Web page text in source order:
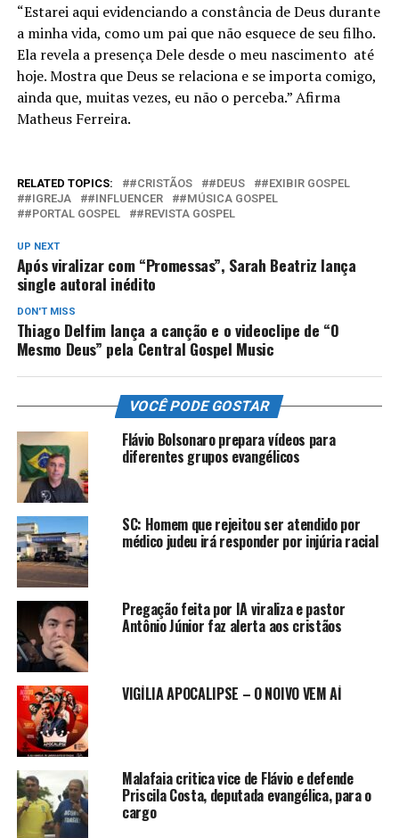
“Estarei aqui evidenciando a constância de Deus durante
a minha vida, como um pai que não esquece de seu filho.
Ela revela a presença Dele desde o meu nascimento até
hoje. Mostra que Deus se relaciona e se importa comigo,
ainda que, muitas vezes, eu não o perceba.” Afirma
Matheus Ferreira.
RELATED TOPICS: #CRISTÃOS #DEUS
#EXIBIR GOSPEL
#IGREJA
#INFLUENCER
#MÚSICA GOSPEL
#PORTAL GOSPEL
#REVISTA GOSPEL
UP NEXT
Após viralizar com “Promessas”, Sarah Beatriz lança
single autoral inédito
DON'T MISS
Thiago Delfim lança a canção e o videoclipe de “O
Mesmo Deus” pela Central Gospel Music
VOCÊ PODE GOSTAR
Flávio Bolsonaro prepara vídeos para
diferentes grupos evangélicos
SC: Homem que rejeitou ser atendido por
médico judeu irá responder por injúria racial
Pregação feita por IA viraliza e pastor
Antônio Júnior faz alerta aos cristãos
VIGÍLIA APOCALIPSE – O NOIVO VEM AÍ
Malafaia critica vice de Flávio e defende
Priscila Costa, deputada evangélica, para o
cargo